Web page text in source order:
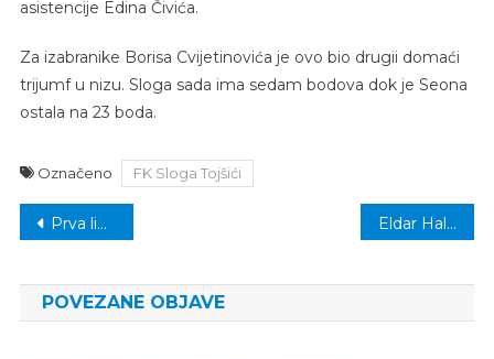
asistencije Edina Čivića.
Za izabranike Borisa Cvijetinovića je ovo bio drugii domaći
trijumf u nizu. Sloga sada ima sedam bodova dok je Seona
ostala na 23 boda.
Označeno FK Sloga Tojšići
Navigacija
Prva liga TK: Porazi Rainaca i Krušika Eldar Halilović osvojio peto mjesto na takmičenju u učenju Kur’ana u Tešnju
POVEZANE OBJAVE